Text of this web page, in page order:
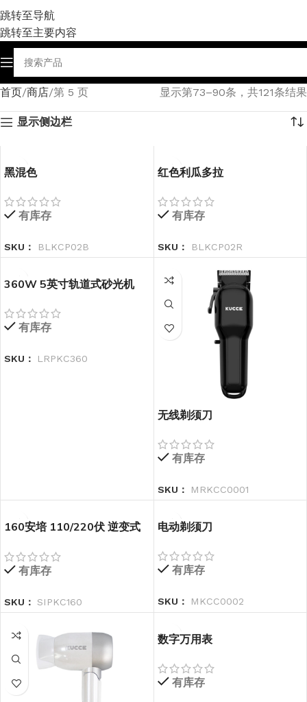
跳转至导航
跳转至主要内容
首页 商店 第 5 页 显示第73–90条，共121条结果
显示侧边栏
黑混色
有库存
SKU： BLKCP02B
红色利瓜多拉
有库存
SKU： BLKCP02R
360W 5英寸轨道式砂光机
有库存
SKU： LRPKC360
无线剃须刀
有库存
SKU： MRKCC0001
160安培 110/220伏 逆变式
有库存
SKU： SIPKC160
电动剃须刀
有库存
SKU： MKCC0002
数字万用表
有库存